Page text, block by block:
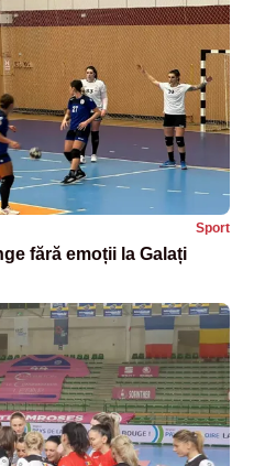
Sport
fără emoții la Galați